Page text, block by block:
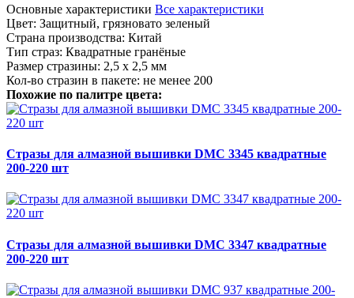
Основные характеристики Все характеристики
Цвет: Защитный, грязновато зеленый
Страна производства: Китай
Тип страз: Квадратные гранёные
Размер стразины: 2,5 х 2,5 мм
Кол-во стразин в пакете: не менее 200
Похожие по палитре цвета:
Стразы для алмазной вышивки DMC 3345 квадратные
200-220 шт
Стразы для алмазной вышивки DMC 3347 квадратные
200-220 шт